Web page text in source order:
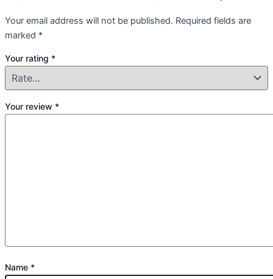
Your email address will not be published. Required fields are
marked *
Your rating *
Your review *
Name *